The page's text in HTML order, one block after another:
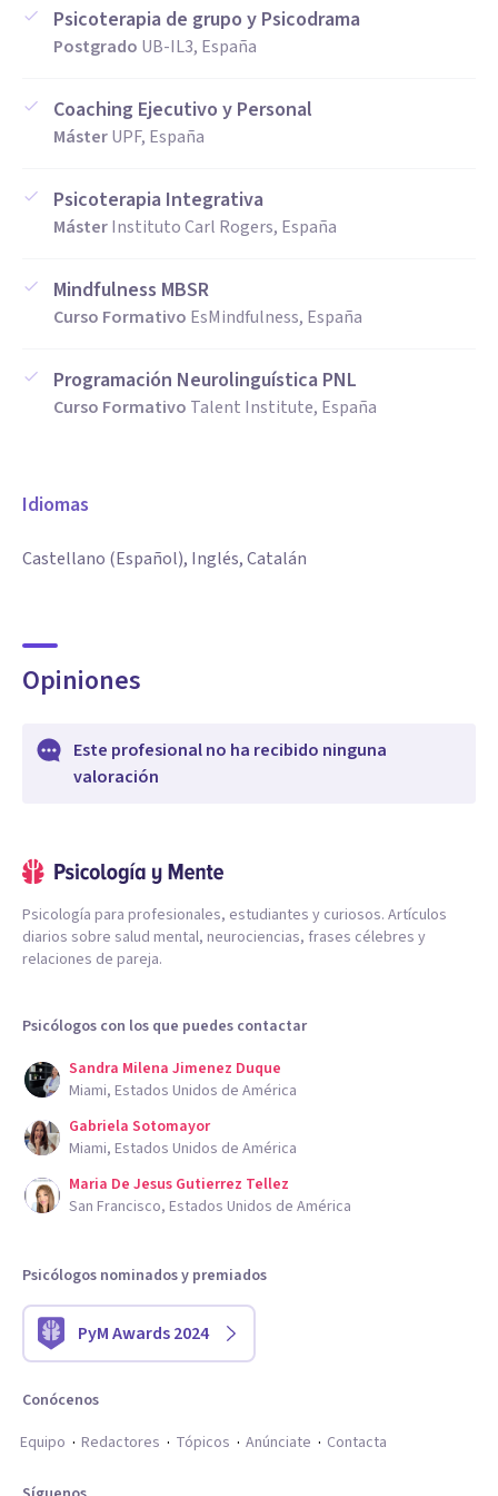
Psicoterapia de grupo y Psicodrama
Postgrado UB-IL3, España
Coaching Ejecutivo y Personal
MásterUPF, España
Psicoterapia Integrativa
MásterInstituto Carl Rogers, España
Mindfulness MBSR
Curso Formativo EsMindfulness, España
Programación Neurolinguística PNL
Curso Formativo Talent Institute, España
Idiomas
Castellano (Español), Inglés, Catalán
Opiniones
Este profesional no ha recibido ninguna
valoración
Psicología para profesionales, estudiantes y curiosos. Artículos
diarios sobre salud mental, neurociencias, frases célebres y
relaciones de pareja.
Psicólogos con los que puedes contactar
Sandra Milena Jimenez Duque
Miami, Estados Unidos de América
Gabriela Sotomayor
Miami, Estados Unidos de América
Maria De Jesus Gutierrez Tellez
San Francisco, Estados Unidos de América
Psicólogos nominados y premiados
PyM Awards 2024
Conócenos
Equipo
Redactores Tópicos Anúnciate Contacta